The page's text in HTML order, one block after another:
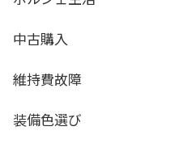
中古購入
維持費故障
装備色選び